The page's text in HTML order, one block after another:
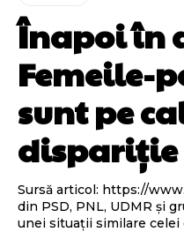
Înapoi în
Femeile-
sunt pe
dispariție
Sursă articol: https://
din PSD, PNL, UDMR și
unei situații similare celei